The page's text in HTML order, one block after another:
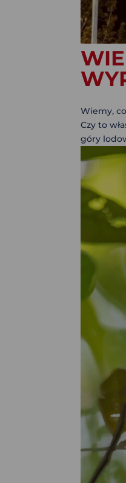
Wiemy,
Czy to
góry